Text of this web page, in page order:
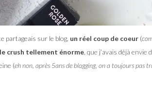
partageais sur le blog, un réel coup de coeur (
crush tellement énorme , que j’avais déjà envie
(eh non, après 5ans de blogging, on a toujours pas